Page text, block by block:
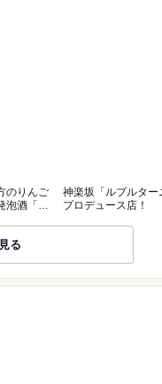
のりんご
泡酒「シ
神楽坂「ルブルター
プロデュース店！
る